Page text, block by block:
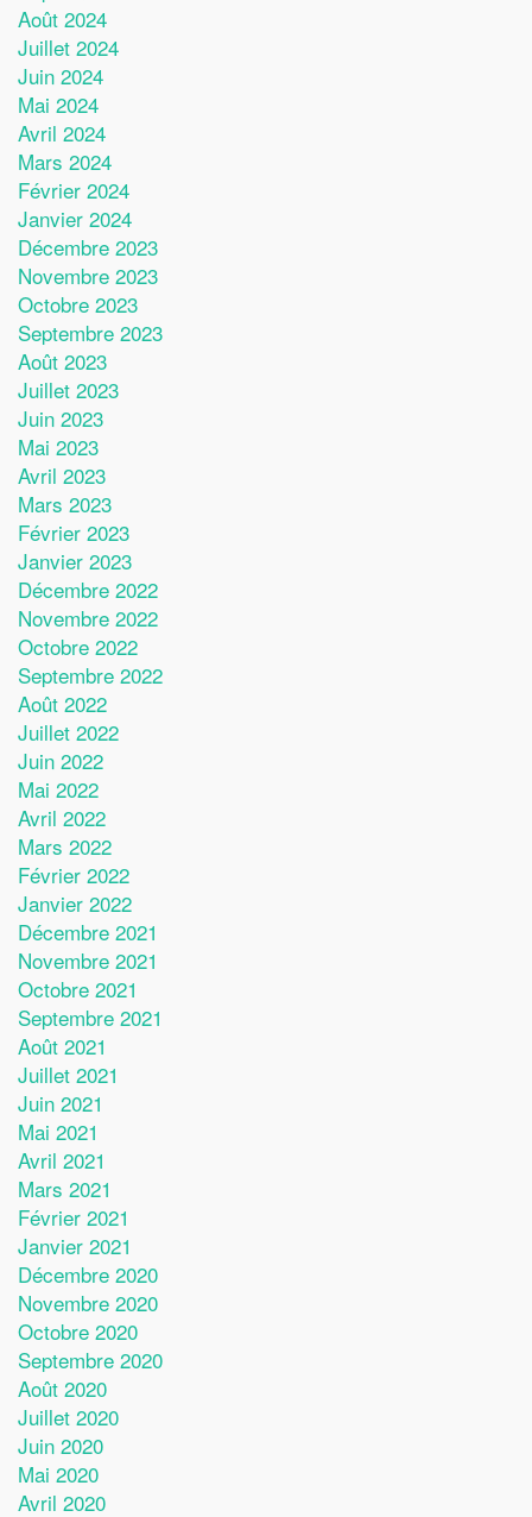
Août 2024
Juillet 2024
Juin 2024
Mai 2024
Avril 2024
Mars 2024
Février 2024
Janvier 2024
Décembre 2023
Novembre 2023
Octobre 2023
Septembre 2023
Août 2023
Juillet 2023
Juin 2023
Mai 2023
Avril 2023
Mars 2023
Février 2023
Janvier 2023
Décembre 2022
Novembre 2022
Octobre 2022
Septembre 2022
Août 2022
Juillet 2022
Juin 2022
Mai 2022
Avril 2022
Mars 2022
Février 2022
Janvier 2022
Décembre 2021
Novembre 2021
Octobre 2021
Septembre 2021
Août 2021
Juillet 2021
Juin 2021
Mai 2021
Avril 2021
Mars 2021
Février 2021
Janvier 2021
Décembre 2020
Novembre 2020
Octobre 2020
Septembre 2020
Août 2020
Juillet 2020
Juin 2020
Mai 2020
Avril 2020